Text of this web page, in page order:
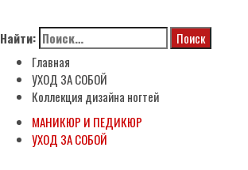
Найти:
Главная
УХОД ЗА СОБОЙ
Коллекция дизайна ногтей
МАНИКЮР И ПЕДИКЮР
УХОД ЗА СОБОЙ